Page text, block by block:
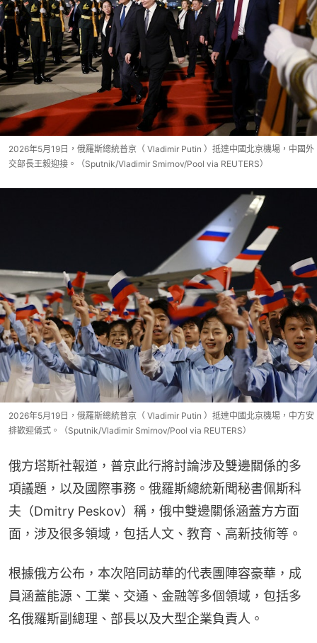
2026年5月19日，俄羅斯總統普京（ Vladimir Putin ）抵達中國北京機場，中國外
交部長王毅迎接。（Sputnik/Vladimir Smirnov/Pool via REUTERS）
2026年5月19日，俄羅斯總統普京（ Vladimir Putin ）抵達中國北京機場，中方安
排歡迎儀式。（Sputnik/Vladimir Smirnov/Pool via REUTERS）
俄方塔斯社報道，普京此行將討論涉及雙邊關係的多
項議題，以及國際事務。俄羅斯總統新聞秘書佩斯科
夫（Dmitry Peskov）稱，俄中雙邊關係涵蓋方方面
面，涉及很多領域，包括人文、教育、高新技術等。
根據俄方公布，本次陪同訪華的代表團陣容豪華，成
員涵蓋能源、工業、交通、金融等多個領域，包括多
名俄羅斯副總理、部長以及大型企業負責人。